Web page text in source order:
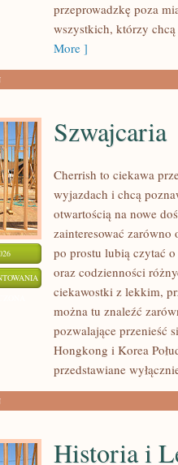
przeprowadzkę poza
wszystkich, którzy
More ]
SZWAJCARIA
Szwajcaria
Cherrish to ciekawa
wyjazdach i chcą
otwartością na nowe
zainteresować
po prostu lubią czytać
oraz codzienności
ciekawostki z lekkim,
można tu znaleźć
pozwalające przenieść
Hongkong i Korea
przedstawiane
Historia i